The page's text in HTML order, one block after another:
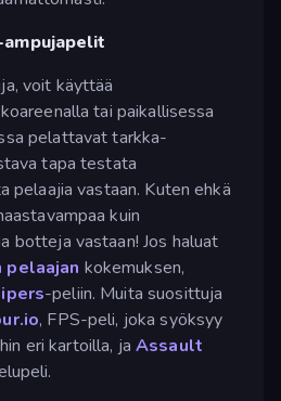
voit käyttää
tai paikallisessa
pelattavat tarkka-
tapa testata
pelaajia vastaan. Kuten ehkä
kuin
botteja vastaan! Jos haluat
pelaajan kokemuksen,
-peliin. Muita suosittuja
, FPS-peli, joka syöksyy
eri kartoilla, jaAssault